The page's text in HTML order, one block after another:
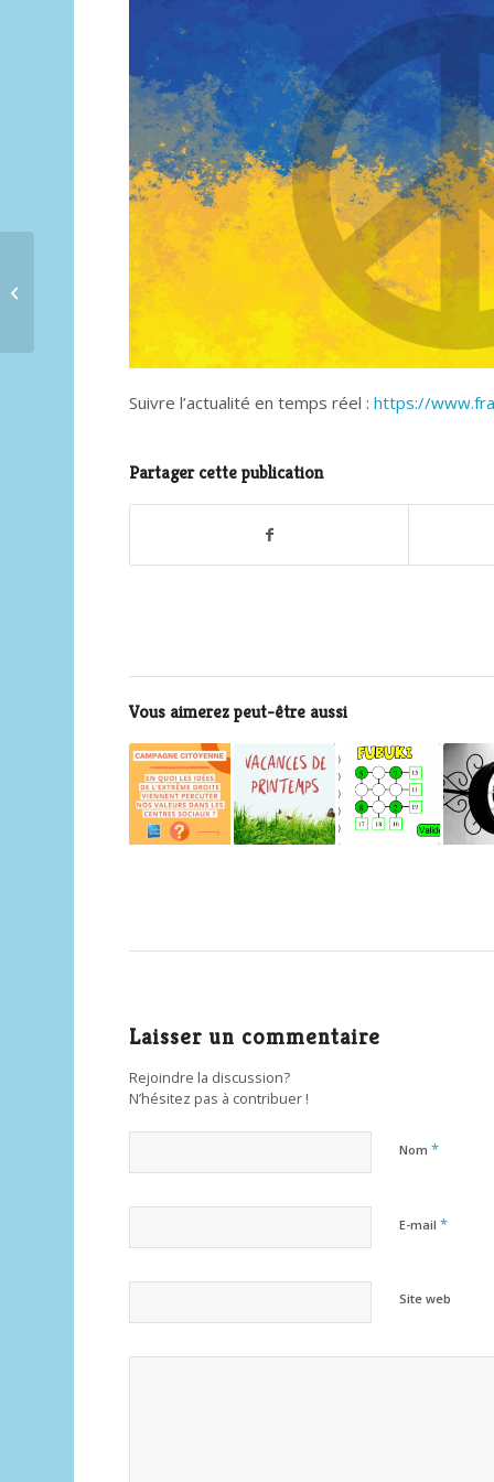
Suivre l’actualité en temps réel :https://
Partager cette publication
Vous aimerez peut-être aussi
Laisser un commentaire
Rejoindre la discussion?
N’hésitez pas à contribuer !
Nom*
E-mail*
Site web
Exposition Anita CONTI